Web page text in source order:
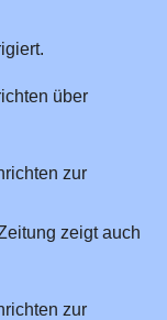
über
zur
zeigt auch
zur